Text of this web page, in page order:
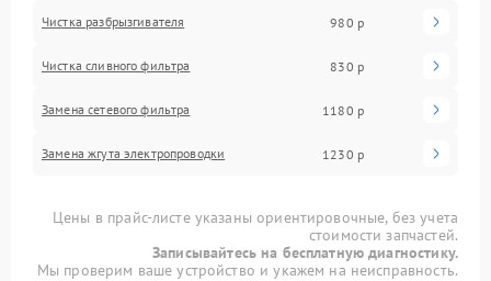
Чистка разбрызгивателя 980 р
Чистка сливного фильтра 830 р
Замена сетевого фильтра 1180 р
Замена жгута электропроводки 1230 р
Цены в прайс-листе указаны ориентировочные, без учета
стоимости запчастей.
Записывайтесь на бесплатную диагностику.
Мы проверим ваше устройство и укажем на неисправность.